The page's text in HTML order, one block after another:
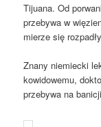
Tijuana. Od
przebywa w
mierze się
Znany niemiecki
kowidowemu,
przebywa na